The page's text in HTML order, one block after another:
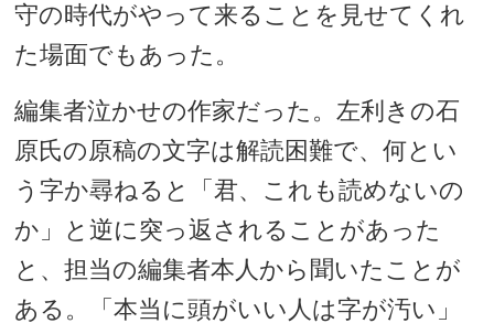
守の時代がやって来ることを見せてくれ
た場面でもあった。
編集者泣かせの作家だった。左利きの石
原氏の原稿の文字は解読困難で、何とい
う字か尋ねると「君、これも読めないの
か」と逆に突っ返されることがあった
と、担当の編集者本人から聞いたことが
ある。「本当に頭がいい人は字が汚い」